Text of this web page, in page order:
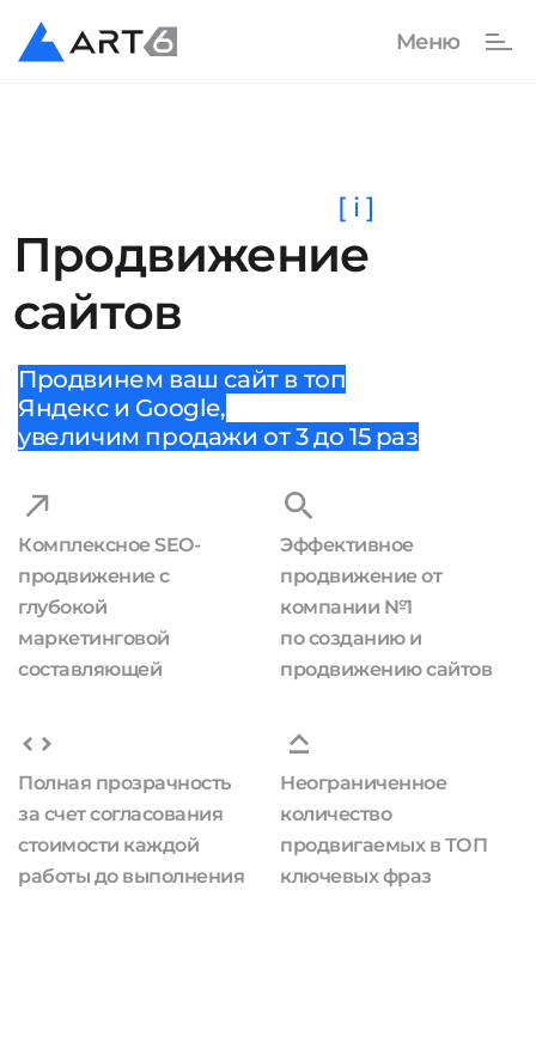
Продвижение
сайтов
[ i ]
Продвинем ваш сайт в топ
Яндекс и Google,
увеличим продажи от 3 до 15 раз
Комплексное SEO-
продвижение с
глубокой
маркетинговой
составляющей
Эффективное
продвижение от
компании №1
по созданию и
продвижению сайтов
Полная прозрачность
за счет согласования
стоимости каждой
работы до выполнения
Неограниченное
количество
продвигаемых в ТОП
ключевых фраз